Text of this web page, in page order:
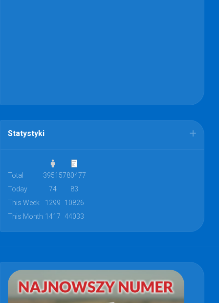
Statystyki
Total 39515780477
Today
74
83
This Week
1299
10826
This Month 1417 44033